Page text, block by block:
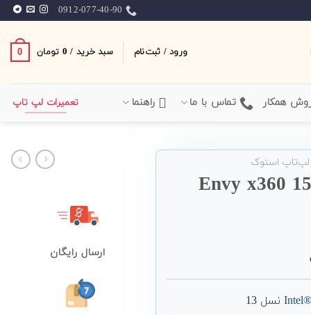
0912-077-40-90
ورود / ثبت‌نام سبد خرید / 0 تومان 0
همکار تماس با ما راهنما تعمیرات لپ تاپ
لپ‌تاپ استوک
نسل 13
ارسال رایگان